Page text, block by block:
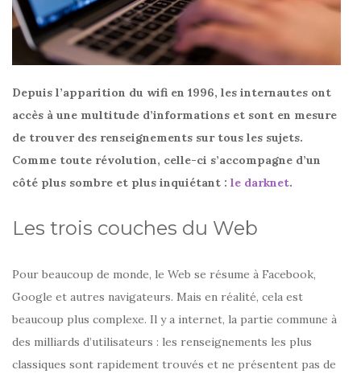
Depuis l’apparition du wifi en 1996, les internautes ont
accès à une multitude d’informations et sont en mesure
de trouver des renseignements sur tous les sujets.
Comme toute révolution, celle-ci s’accompagne d’un
côté plus sombre et plus inquiétant : le darknet.
Les trois couches du Web
Pour beaucoup de monde, le Web se résume à Facebook,
Google et autres navigateurs. Mais en réalité, cela est
beaucoup plus complexe. Il y a internet, la partie commune à
des milliards d’utilisateurs : les renseignements les plus
classiques sont rapidement trouvés et ne présentent pas de